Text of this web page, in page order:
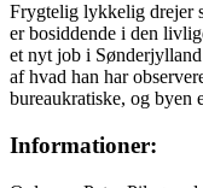
Frygtelig lykkelig drejer
er bosiddende i den
et nyt job i
af hvad han har
bureaukratiske, og byen
Informationer: